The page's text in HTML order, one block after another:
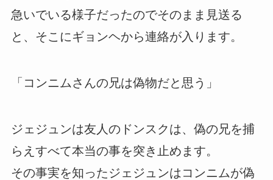
急いでいる様子だったのでそのまま見送る
と、そこにギョンヘから連絡が入ります。
「コンニムさんの兄は偽物だと思う」
ジェジュンは友人のドンスクは、偽の兄を捕
らえすべて本当の事を突き止めます。
その事実を知ったジェジュンはコンニムが偽